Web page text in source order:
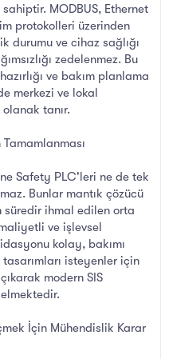
MODBUS, Ethernet
protokolleri üzerinden
durumu ve cihaz sağlığı
zedelenmez. Bu
ve bakım planlama
merkezi ve lokal
tanır.
Safety PLC'leri ne de tek
Bunlar mantık çözücü
ihmal edilen orta
ve işlevsel
kolay, bakımı
isteyenler için
modern SIS
İçin Mühendislik Karar